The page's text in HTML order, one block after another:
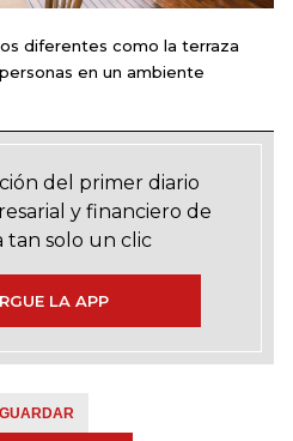
diferentes como la terraza
en un ambiente
del primer diario
y financiero de
tan solo un clic
LA APP
GUARDAR